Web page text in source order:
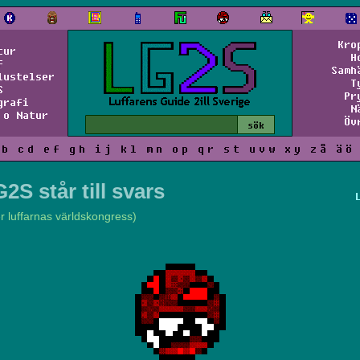
Natur
b c d e f g h i j k l m n o p q r s t u v w x y z å ä ö
står till svars
luffarnas världskongress)